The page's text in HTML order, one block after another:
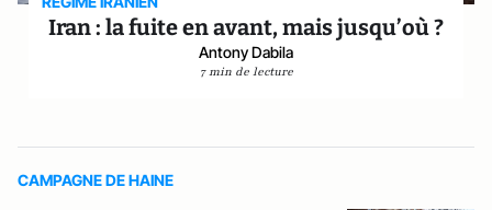
Iran : la fuite en avant, mais jusqu’où ?
Antony Dabila
7 min de lecture
CAMPAGNE DE HAINE